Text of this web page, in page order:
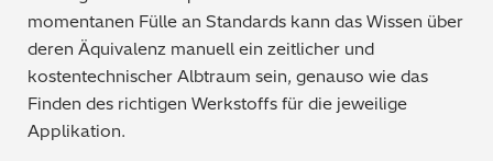
momentanen Fülle an Standards kann das Wissen über
deren Äquivalenz manuell ein zeitlicher und
kostentechnischer Albtraum sein, genauso wie das
Finden des richtigen Werkstoffs für die jeweilige
Applikation.